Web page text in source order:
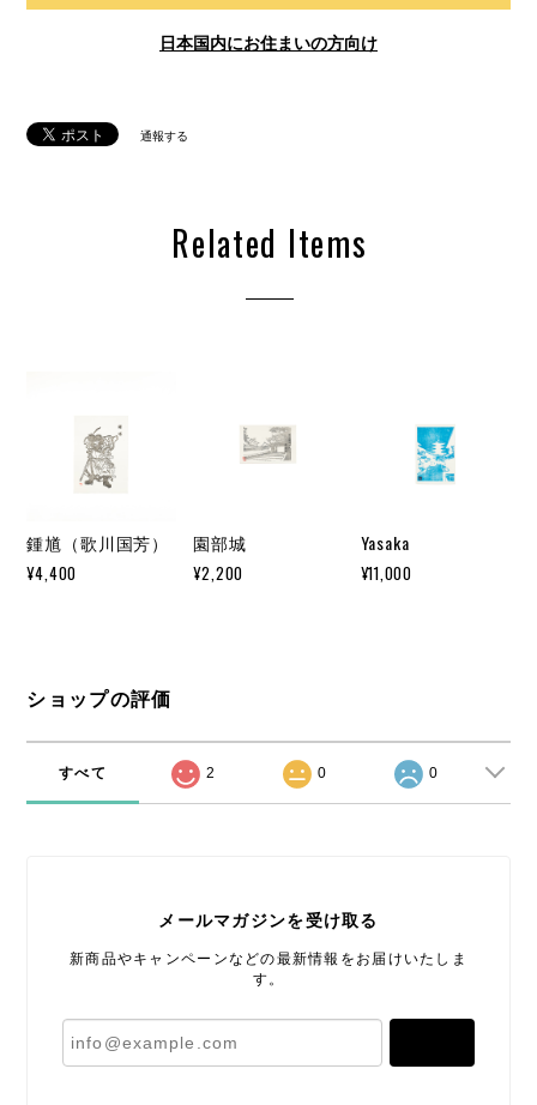
日本国内にお住まいの方向け
通報する
Related Items
鍾馗（歌川国芳）
¥4,400
園部城
¥2,200
Yasaka
¥11,000
ショップの評価
すべて 2 0 0
メールマガジンを受け取る
新商品やキャンペーンなどの最新情報をお届けいたしま
す。